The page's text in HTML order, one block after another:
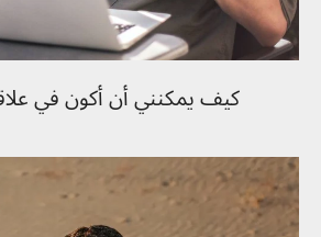
كيف يمكنني أن أكون في